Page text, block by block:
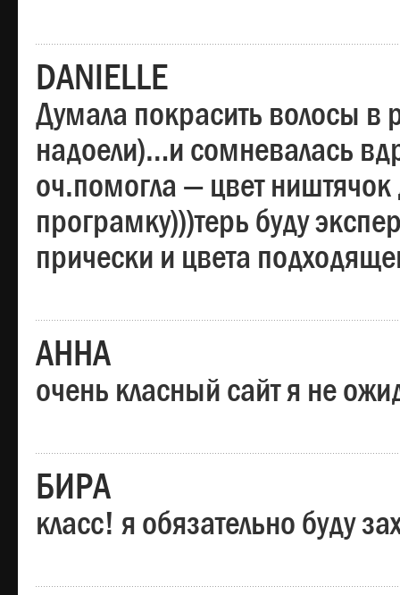
DANIELLE
Думала покрасить волосы
надоели)…и сомневалась
оч.помогла — цвет
програмку)))терь буду
прически и цвета
АННА
очень класный сайт я не
БИРА
класс! я обязательно буду